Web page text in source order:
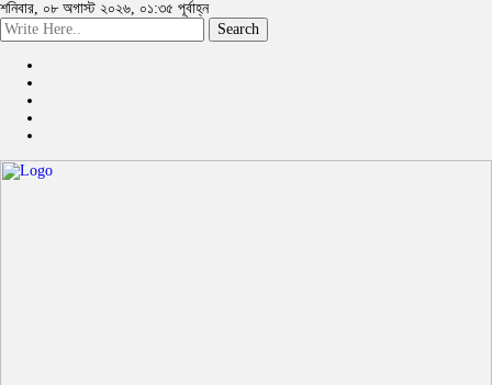
শনিবার, ০৮ অগাস্ট ২০২৬, ০১:৩৫ পূর্বাহ্ন
Search